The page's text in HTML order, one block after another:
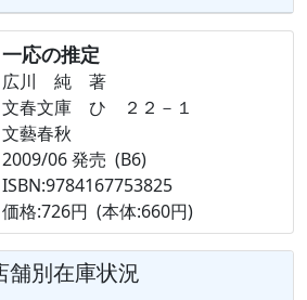
一応の推定
広川 純 著
文春文庫 ひ ２２－１
文藝春秋
2009/06 発売 (B6)
ISBN:9784167753825
価格:726円 (本体:660円)
舗別在庫状況